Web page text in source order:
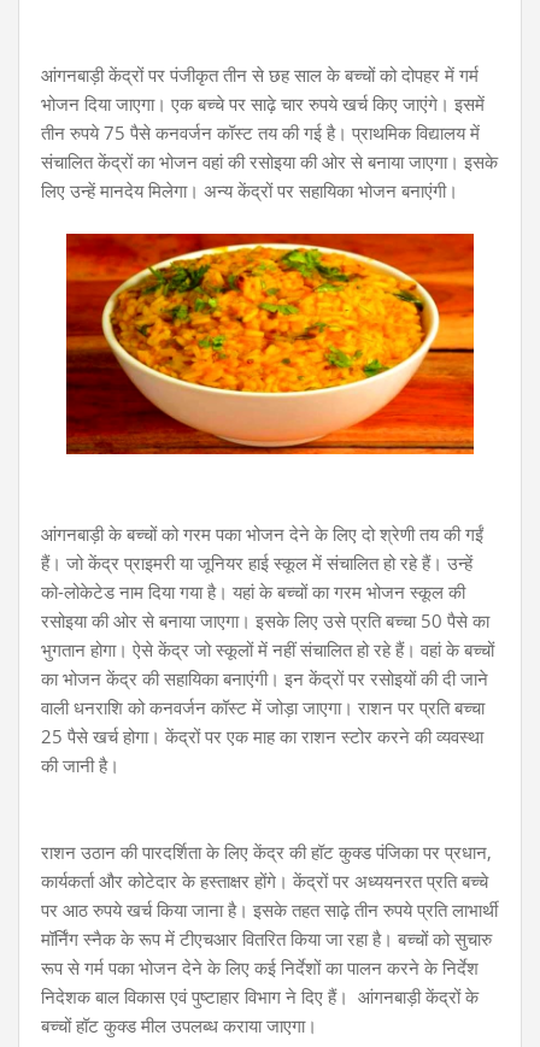
आंगनबाड़ी केंद्रों पर पंजीकृत तीन से छह साल के बच्चों को दोपहर में गर्म
भोजन दिया जाएगा। एक बच्चे पर साढ़े चार रुपये खर्च किए जाएंगे। इसमें
तीन रुपये 75 पैसे कनवर्जन कॉस्ट तय की गई है। प्राथमिक विद्यालय में
संचालित केंद्रों का भोजन वहां की रसोइया की ओर से बनाया जाएगा। इसके
लिए उन्हें मानदेय मिलेगा। अन्य केंद्रों पर सहायिका भोजन बनाएंगी।
आंगनबाड़ी के बच्चों को गरम पका भोजन देने के लिए दो श्रेणी तय की गईं
हैं। जो केंद्र प्राइमरी या जूनियर हाई स्कूल में संचालित हो रहे हैं। उन्हें
को-लोकेटेड नाम दिया गया है। यहां के बच्चों का गरम भोजन स्कूल की
रसोइया की ओर से बनाया जाएगा। इसके लिए उसे प्रति बच्चा 50 पैसे का
भुगतान होगा। ऐसे केंद्र जो स्कूलों में नहीं संचालित हो रहे हैं। वहां के बच्चों
का भोजन केंद्र की सहायिका बनाएंगी। इन केंद्रों पर रसोइयों की दी जाने
वाली धनराशि को कनवर्जन कॉस्ट में जोड़ा जाएगा। राशन पर प्रति बच्चा
25 पैसे खर्च होगा। केंद्रों पर एक माह का राशन स्टोर करने की व्यवस्था
की जानी है।
राशन उठान की पारदर्शिता के लिए केंद्र की हॉट कुक्ड पंजिका पर प्रधान,
कार्यकर्ता और कोटेदार के हस्ताक्षर होंगे। केंद्रों पर अध्ययनरत प्रति बच्चे
पर आठ रुपये खर्च किया जाना है। इसके तहत साढ़े तीन रुपये प्रति लाभार्थी
मॉर्निंग स्नैक के रूप में टीएचआर वितरित किया जा रहा है। बच्चों को सुचारु
रूप से गर्म पका भोजन देने के लिए कई निर्देशों का पालन करने के निर्देश
निदेशक बाल विकास एवं पुष्टाहार विभाग ने दिए हैं। आंगनबाड़ी केंद्रों के
बच्चों हॉट कुक्ड मील उपलब्ध कराया जाएगा।